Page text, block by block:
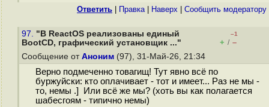
Ответить Правка| Наверх Cообщить модератору
97. "В ReactOS реализованы единый
BootCD, графический установщик ..."
–1
+ / –
Сообщение от Аноним (97), 31-Май-26, 21:34
Верно подмеченно товагищ! Тут явно всё по
буржуйски: кто оплачивает - тот и имеет... Раз не мы -
то, немы .] Или всё же мы? (хоть вы как полагается
шабесгоям - типично немы)